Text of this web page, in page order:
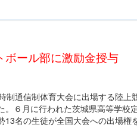
ボール部に激励金授与
制通信制体育大会に出場する陸
６月に行われた茨城県高等学校
名の生徒が全国大会への出場